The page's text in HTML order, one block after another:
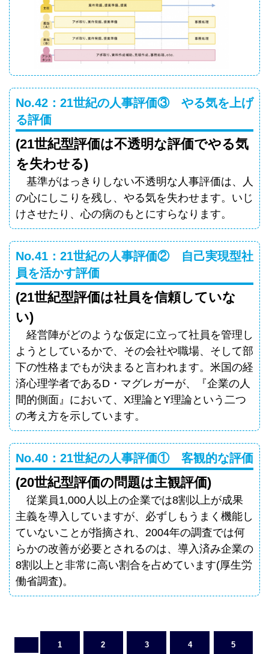
No.42：21世紀の人事評価③ やる気を上げ
る評価
(21世紀型評価は不透明な評価でやる気
を失わせる)
基準がはっきりしない不透明な人事評価は、人
の心にしこりを残し、やる気を失わせます。いじ
けさせたり、心の病のもとにすらなります。
No.41：21世紀の人事評価② 自己実現型社
員を活かす評価
(21世紀型評価は社員を信頼していな
い)
経営陣がどのような仮定に立って社員を管理し
ようとしているかで、その会社や職場、そして部
下の性格までもが決まると言われます。米国の経
済心理学者であるD・マグレガーが、『企業の人
間的側面』において、X理論とY理論という二つ
の考え方を示しています。
No.40：21世紀の人事評価① 客観的な評価
(20世紀型評価の問題は主観評価)
従業員1,000人以上の企業では8割以上が成果
主義を導入していますが、必ずしもうまく機能し
ていないことが指摘され、2004年の調査では何
らかの改善が必要とされるのは、導入済み企業の
8割以上と非常に高い割合を占めています(厚生労
働省調査)。
1 2 3 4 5